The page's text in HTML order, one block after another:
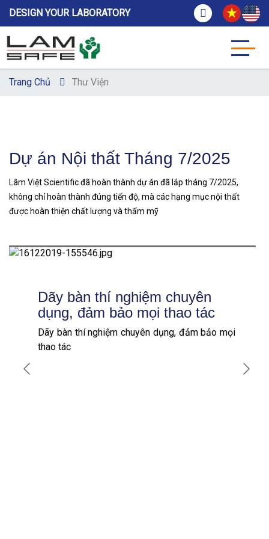
DESIGN YOUR LABORATORY
Trang Chủ Thư Viện
Dự án Nội thất Tháng 7/2025
Lâm Việt Scientific đã hoàn thành dự án đã lắp tháng 7/2025,
không chỉ hoàn thành đúng tiến độ, mà các hạng mục nội thất
được hoàn thiện chất lượng và thẩm mỹ
Dãy bàn thí nghiệm chuyên
dụng, đảm bảo mọi thao tác
Dãy bàn thí nghiệm chuyên dụng, đảm bảo mọi
thao tác